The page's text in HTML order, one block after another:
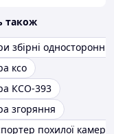
також
збірні
ксо
КСО-393
згоряння
похилої камери